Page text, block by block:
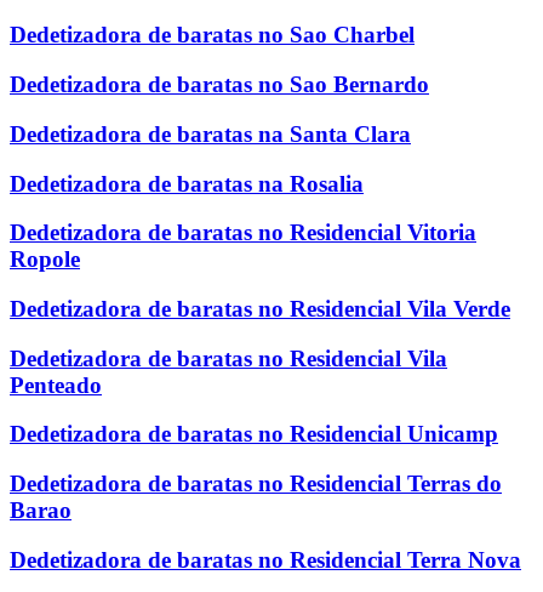
Dedetizadora de baratas no Sao Charbel
Dedetizadora de baratas no Sao Bernardo
Dedetizadora de baratas na Santa Clara
Dedetizadora de baratas na Rosalia
Dedetizadora de baratas no Residencial Vitoria
Ropole
Dedetizadora de baratas no Residencial Vila Verde
Dedetizadora de baratas no Residencial Vila
Penteado
Dedetizadora de baratas no Residencial Unicamp
Dedetizadora de baratas no Residencial Terras do
Barao
Dedetizadora de baratas no Residencial Terra Nova